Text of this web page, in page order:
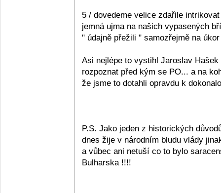
5 / dovedeme velice zdařile
jemná ujma na našich vypasených
" údajně přežili " samozřejmě na
Asi nejlépe to vystihl Jaroslav
rozpoznat před kým se PO... a na
že jsme to dotahli opravdu k
P.S. Jako jeden z historických
dnes žije v národním bludu vlády
a vůbec ani netuší co to bylo
Bulharska !!!!